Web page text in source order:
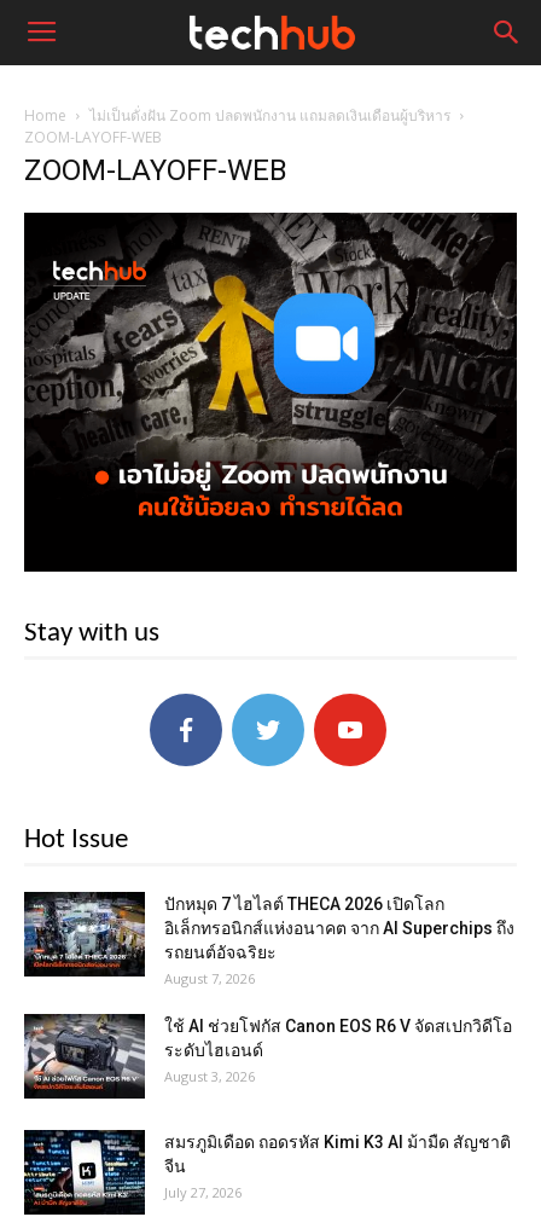
Home
ไม่เป็นดั่งฝัน Zoom ปลดพนักงาน แถมลดเงินเดือนผู้บริหาร
ZOOM-LAYOFF-WEB
ZOOM-LAYOFF-WEB
Stay with us
Hot Issue
ปักหมุด 7 ไฮไลต์ THECA 2026 เปิดโลก
อิเล็กทรอนิกส์แห่งอนาคต จาก AI Superchips ถึง
รถยนต์อัจฉริยะ
August 7, 2026
ใช้ AI ช่วยโฟกัส Canon EOS R6 V จัดสเปกวิดีโอ
ระดับไฮเอนด์
August 3, 2026
สมรภูมิเดือด ถอดรหัส Kimi K3 AI ม้ามืด สัญชาติ
จีน
July 27, 2026